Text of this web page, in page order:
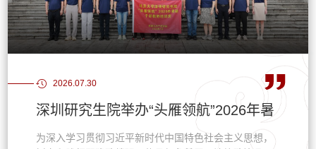
2026.07.30
深圳研究生院举办“头雁领航”2026年暑
为深入学习贯彻习近平新时代中国特色社会主义思想，